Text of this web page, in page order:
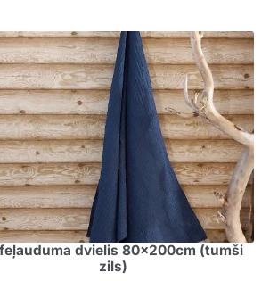
dvielis 80x200cm (tumši
zils)